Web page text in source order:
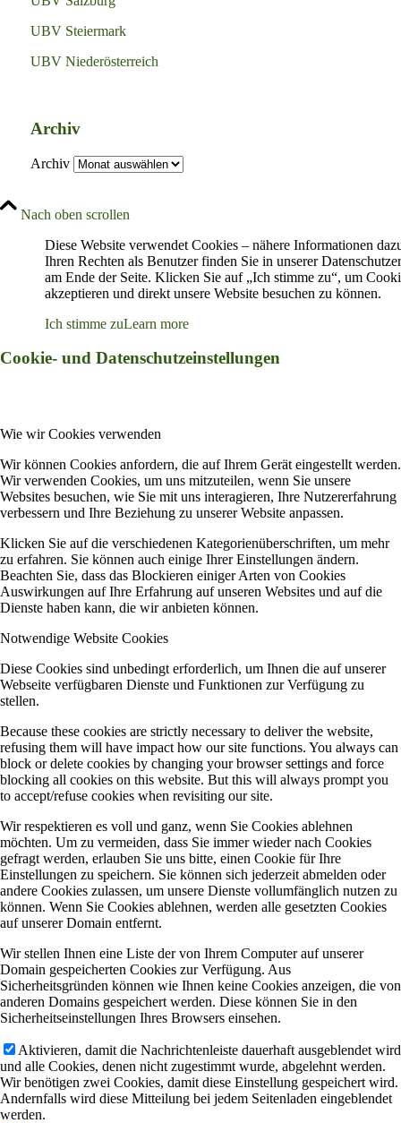
UBV Steiermark
UBV Niederösterreich
Archiv
Archiv
Nach oben scrollen
Diese Website verwendet Cookies – nähere Informationen
Ihren Rechten als Benutzer finden Sie in unserer
am Ende der Seite. Klicken Sie auf „Ich stimme zu“, um
akzeptieren und direkt unsere Website besuchen zu können.
Ich stimme zuLearn more
Cookie- und Datenschutzeinstellungen
Wie wir Cookies verwenden
Wir können Cookies anfordern, die auf Ihrem Gerät eingestellt werden.
Wir verwenden Cookies, um uns mitzuteilen, wenn Sie unsere
Websites besuchen, wie Sie mit uns interagieren, Ihre Nutzererfahrung
verbessern und Ihre Beziehung zu unserer Website anpassen.
Klicken Sie auf die verschiedenen Kategorienüberschriften, um mehr
zu erfahren. Sie können auch einige Ihrer Einstellungen ändern.
Beachten Sie, dass das Blockieren einiger Arten von Cookies
Auswirkungen auf Ihre Erfahrung auf unseren Websites und auf die
Dienste haben kann, die wir anbieten können.
Notwendige Website Cookies
Diese Cookies sind unbedingt erforderlich, um Ihnen die auf unserer
Webseite verfügbaren Dienste und Funktionen zur Verfügung zu
stellen.
Because these cookies are strictly necessary to deliver the website,
refusing them will have impact how our site functions. You always can
block or delete cookies by changing your browser settings and force
blocking all cookies on this website. But this will always prompt you
to accept/refuse cookies when revisiting our site.
Wir respektieren es voll und ganz, wenn Sie Cookies ablehnen
möchten. Um zu vermeiden, dass Sie immer wieder nach Cookies
gefragt werden, erlauben Sie uns bitte, einen Cookie für Ihre
Einstellungen zu speichern. Sie können sich jederzeit abmelden oder
andere Cookies zulassen, um unsere Dienste vollumfänglich nutzen zu
können. Wenn Sie Cookies ablehnen, werden alle gesetzten Cookies
auf unserer Domain entfernt.
Wir stellen Ihnen eine Liste der von Ihrem Computer auf unserer
Domain gespeicherten Cookies zur Verfügung. Aus
Sicherheitsgründen können wie Ihnen keine Cookies anzeigen, die von
anderen Domains gespeichert werden. Diese können Sie in den
Sicherheitseinstellungen Ihres Browsers einsehen.
Aktivieren, damit die Nachrichtenleiste dauerhaft ausgeblendet wird
und alle Cookies, denen nicht zugestimmt wurde, abgelehnt werden.
Wir benötigen zwei Cookies, damit diese Einstellung gespeichert wird.
Andernfalls wird diese Mitteilung bei jedem Seitenladen eingeblendet
werden.